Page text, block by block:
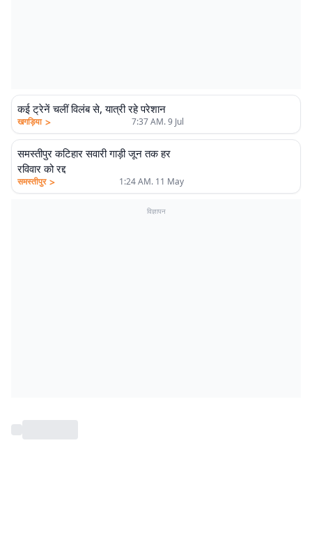
कई ट्रेनें चलीं विलंब से, यात्री रहे परेशान
खगड़िया > 7:37 AM. 9 Jul
समस्तीपुर कटिहार सवारी गाड़ी जून तक हर
रविवार को रद्द
समस्तीपुर > 1:24 AM. 11 May
विज्ञापन